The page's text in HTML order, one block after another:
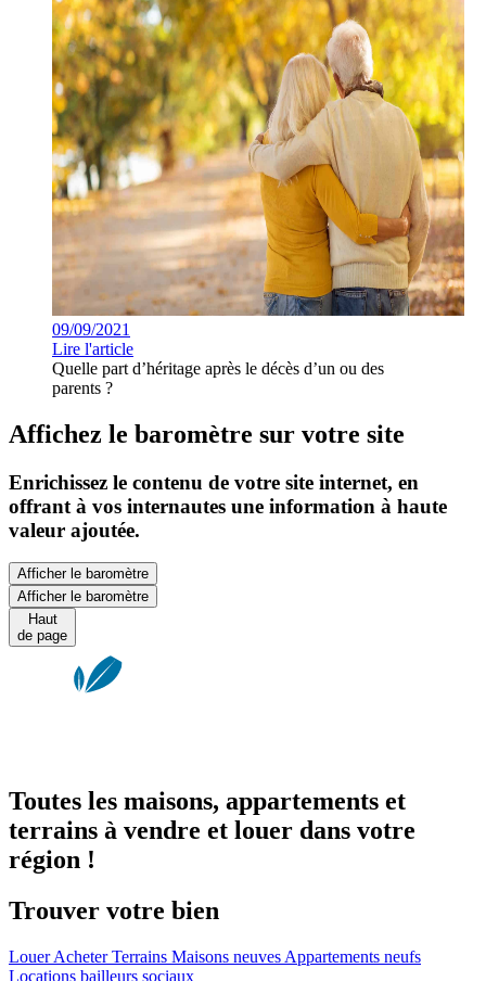
09/09/2021
Lire l'article
Quelle part d’héritage après le décès d’un ou des
parents ?
Affichez le baromètre sur votre site
Enrichissez le contenu de votre site internet, en
offrant à vos internautes une information à haute
valeur ajoutée.
Afficher le baromètre
Afficher le baromètre
Haut
de page
Toutes les maisons, appartements et
terrains à vendre et louer dans votre
région !
Trouver votre bien
LouerAcheterTerrains Maisons neuves Appartements neufs
Locations bailleurs sociaux